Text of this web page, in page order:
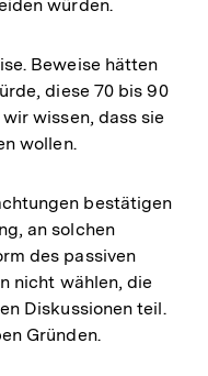
würden.
Beweise hätten
diese 70 bis 90
wissen, dass sie
wollen.
bestätigen
an solchen
des passiven
nicht wählen, die
Diskussionen teil.
Gründen.